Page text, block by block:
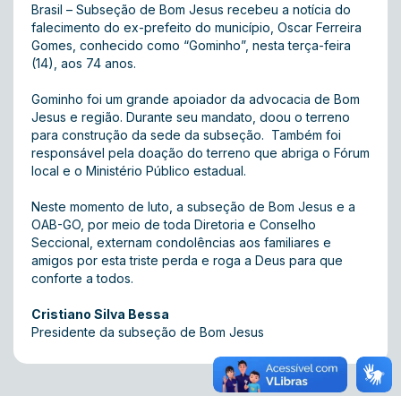
Brasil – Subseção de Bom Jesus recebeu a notícia do
falecimento do ex-prefeito do município, Oscar Ferreira
Gomes, conhecido como “Gominho”, nesta terça-feira
(14), aos 74 anos.
Gominho foi um grande apoiador da advocacia de Bom
Jesus e região. Durante seu mandato, doou o terreno
para construção da sede da subseção. Também foi
responsável pela doação do terreno que abriga o Fórum
local e o Ministério Público estadual.
Neste momento de luto, a subseção de Bom Jesus e a
OAB-GO, por meio de toda Diretoria e Conselho
Seccional, externam condolências aos familiares e
amigos por esta triste perda e roga a Deus para que
conforte a todos.
Cristiano Silva Bessa
Presidente da subseção de Bom Jesus